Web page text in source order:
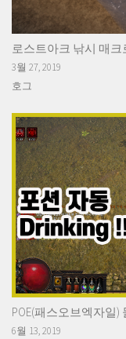
로스트아크 낚시 매크
3월 27, 2019
호그
POE(패스오브엑자일
6월 13, 2019